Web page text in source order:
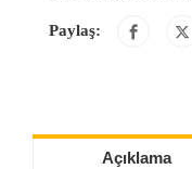
Paylaş:
Açıklama